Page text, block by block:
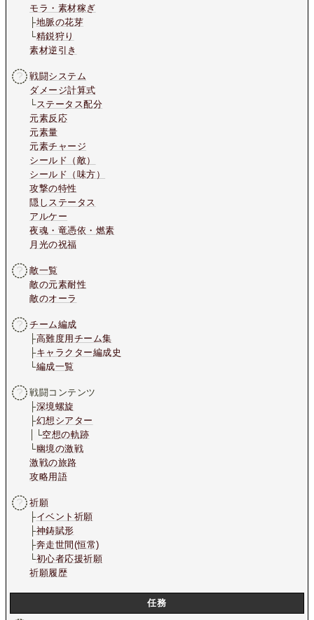
モラ・素材稼ぎ
├地脈の花芽
└精鋭狩り
素材逆引き
戦闘システム
ダメージ計算式
└ステータス配分
元素反応
元素量
元素チャージ
シールド（敵）
シールド（味方）
攻撃の特性
隠しステータス
アルケー
夜魂・竜憑依・燃素
月光の祝福
敵一覧
敵の元素耐性
敵のオーラ
チーム編成
├高難度用チーム集
├キャラクター編成史
└編成一覧
戦闘コンテンツ
├深境螺旋
├幻想シアター
│└空想の軌跡
└幽境の激戦
激戦の旅路
攻略用語
祈願
├イベント祈願
├神鋳賦形
├奔走世間(恒常)
└初心者応援祈願
祈願履歴
任務